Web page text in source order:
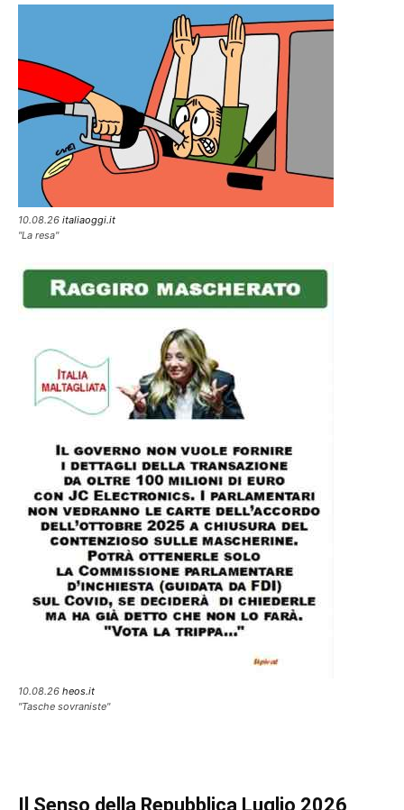
10.08.26 italiaoggi.it
"La resa"
10.08.26 heos.it
"Tasche sovraniste"
Il Senso della Repubblica Luglio 2026